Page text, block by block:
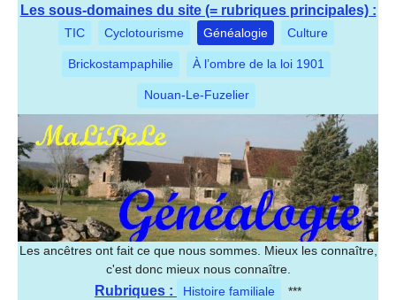
Les sous-domaines du site (= rubriques principales) :
TIC Cyclotourisme Généalogie Culture
Brickostampaphilie À l’ombre de la loi 1901
Nouan-Le-Fuzelier
Les ancêtres ont fait ce que nous sommes. Mieux les connaître,
c'est donc mieux nous connaître.
Rubriques : Histoire familiale ***